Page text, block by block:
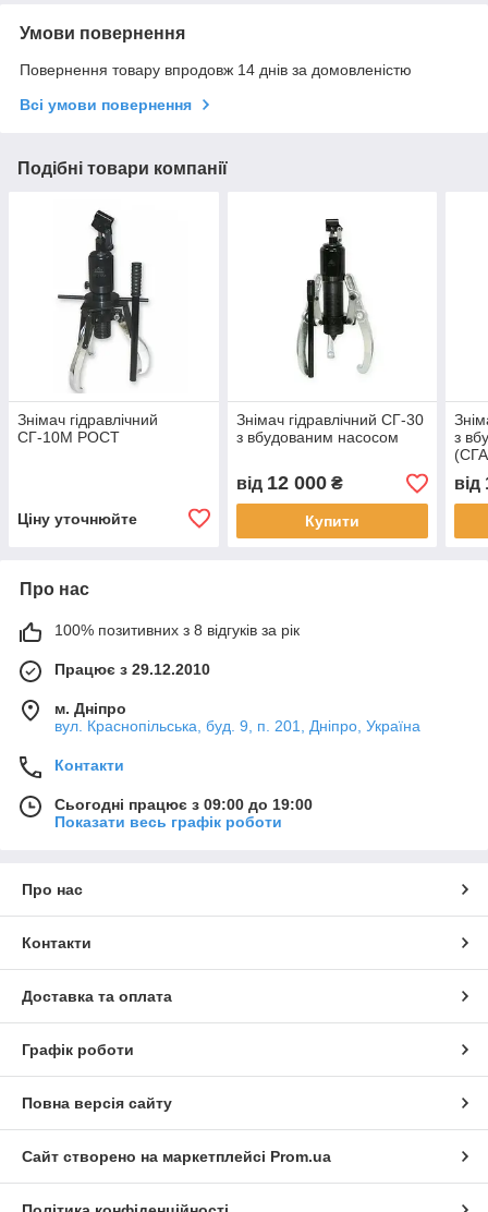
Умови повернення
Повернення товару впродовж 14 днів за домовленістю
Всі умови повернення
Подібні товари компанії
Знімач гідравлічний
СГ-10М РОСТ
Ціну уточнюйте
Знімач гідравлічний СГ-30
з вбудованим насосом
від 12 000₴
Купити
з
від
Про нас
100% позитивних з 8 відгуків за рік
Працює з 29.12.2010
м. Дніпро
вул. Краснопільська, буд. 9, п. 201, Дніпро, Україна
Контакти
Сьогодні працює з 09:00 до 19:00
Показати весь графік роботи
Про нас
Контакти
Доставка та оплата
Графік роботи
Повна версія сайту
Сайт створено на маркетплейсі Prom.ua